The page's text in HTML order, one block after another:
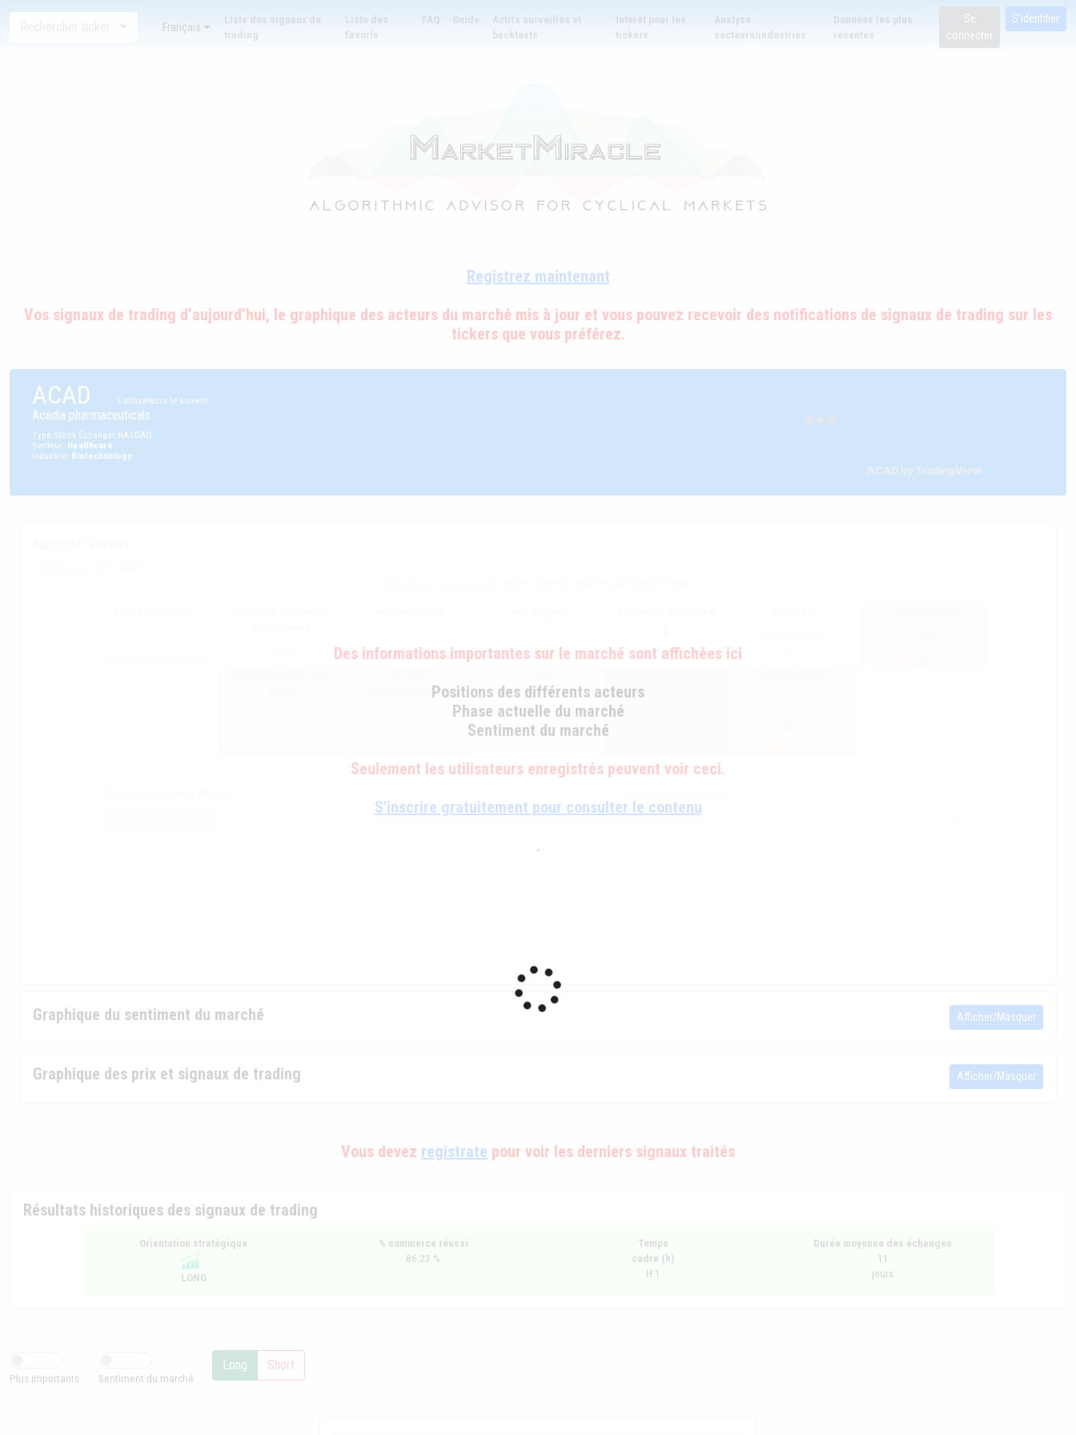
Français
Liste des signaux de
trading
Liste des
favoris
FAQ Guide
Actifs surveillés et
backtests
Intérêt pour les
tickers
Analyse
secteurs/industries
Données les plus
récentes
Se
connecter
S'identifier
Registrez maintenant
Vos signaux de trading d’aujourd’hui, le graphique des acteurs du marché mis à jour et vous pouvez recevoir des notifications de signaux de trading sur les
tickers que vous préférez.
ACAD 1 utilisateurs le suivent
Acadia pharmaceuticals
Type Stock Échanger:NASDAQ
Secteur: Healthcare
Industrie: Biotechnology
ACAD by TradingView
28.43798 26.78723 0.000
professionnelles
institutionnelles
institutionnelles +
Des informations importantes sur le marché sont affichées ici
Positions des différents acteurs
Phase actuelle du marché
Sentiment du marché
Seulement les utilisateurs enregistrés peuvent voir ceci.
S'inscrire gratuitement pour consulter le contenu
.
Graphique du sentiment du marché Afficher/Masquer
Graphique des prix et signaux de trading Afficher/Masquer
Vous devez registrate pour voir les derniers signaux traités
Résultats historiques des signaux de trading
Orientation stratégique
LONG
% commerce réussi
86.23 %
Temps
cadre (h)
H 1
Durée moyenne des échanges
11
jours
Plus importants Sentiment du marché
Long Short